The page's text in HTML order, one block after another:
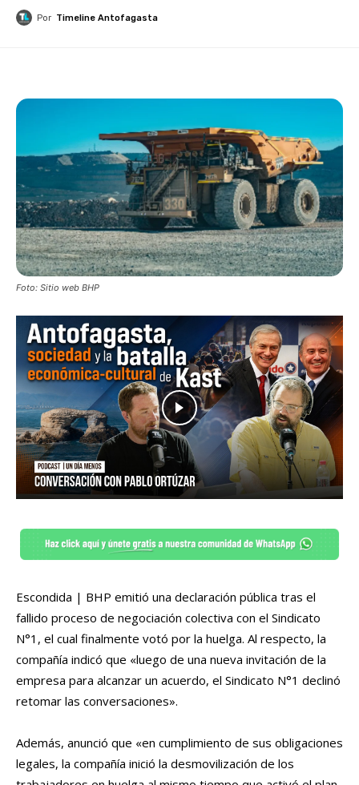
Por Timeline Antofagasta
Foto: Sitio web BHP
Escondida | BHP emitió una declaración pública tras el
fallido proceso de negociación colectiva con el Sindicato
N°1, el cual finalmente votó por la huelga. Al respecto, la
compañía indicó que «luego de una nueva invitación de la
empresa para alcanzar un acuerdo, el Sindicato N°1 declinó
retomar las conversaciones».
Además, anunció que «en cumplimiento de sus obligaciones
legales, la compañía inició la desmovilización de los